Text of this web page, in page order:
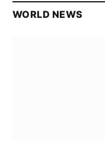
WORLD NEWS